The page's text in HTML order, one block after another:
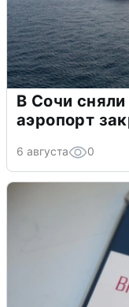
В Сочи
аэропорт
6 августа 0